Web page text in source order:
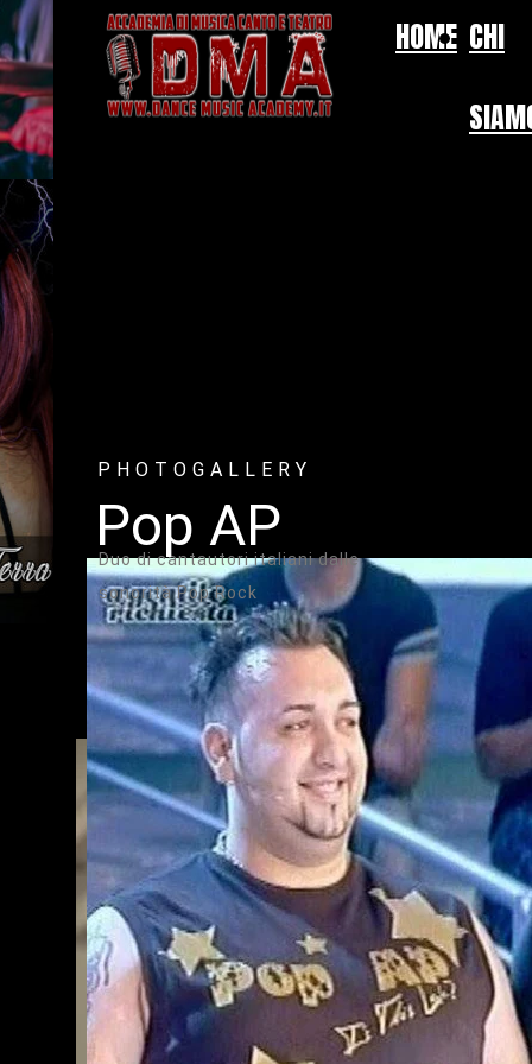
HOME CHI
PHOTOGALLERY
Pop AP
Duo di cantautori italiani dalle
sonorità Pop Rock